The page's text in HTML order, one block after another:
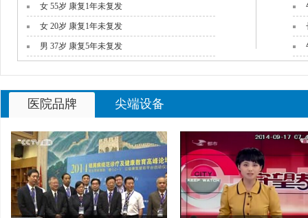
女 55岁 康复1年未复发
女 20岁 康复1年未复发
男 37岁 康复5年未复发
医院品牌 尖端设备